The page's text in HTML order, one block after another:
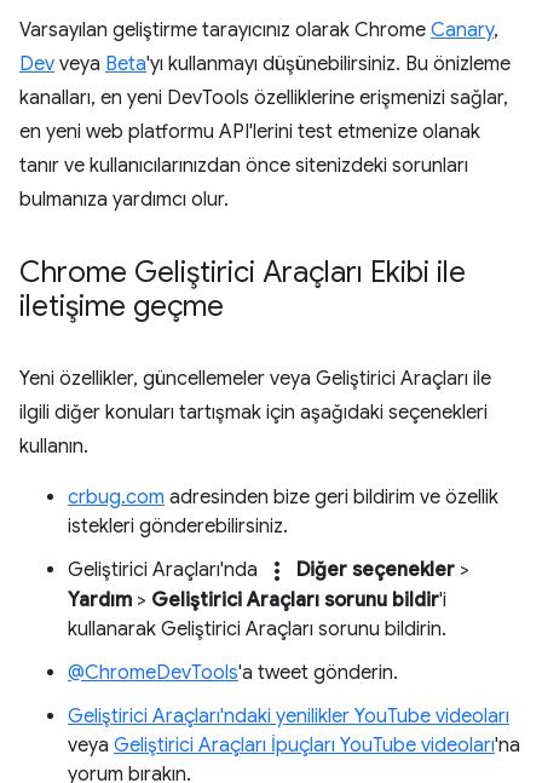
Varsayılan geliştirme tarayıcınız olarak Chrome Canary,
Dev veya Beta'yı kullanmayı düşünebilirsiniz. Bu önizleme
kanalları, en yeni DevTools özelliklerine erişmenizi sağlar,
en yeni web platformu API'lerini test etmenize olanak
tanır ve kullanıcılarınızdan önce sitenizdeki sorunları
bulmanıza yardımcı olur.
Chrome Geliştirici Araçları Ekibi ile
iletişime geçme
Yeni özellikler, güncellemeler veya Geliştirici Araçları ile
ilgili diğer konuları tartışmak için aşağıdaki seçenekleri
kullanın.
crbug.com adresinden bize geri bildirim ve özellik
istekleri gönderebilirsiniz.
Geliştirici Araçları'nda
more_vert Diğer seçenekler >
Yardım > Geliştirici Araçları sorunu bildir'i
kullanarak Geliştirici Araçları sorunu bildirin.
@ChromeDevTools'a tweet gönderin.
Geliştirici Araçları'ndaki yenilikler YouTube videoları
veya Geliştirici Araçları İpuçları YouTube videoları'na
yorum bırakın.